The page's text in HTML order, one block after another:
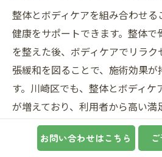
整体とボディケアを組み合わせる
健康をサポートできます。整体で
を整えた後、ボディケアでリラ
張緩和を図ることで、施術効果が
す。川崎区でも、整体とボディケ
が増えており、利用者から高い満
具体例として、整体後にオイルマ
を受けることで、血流やリンパの
お問い合わせはこちら